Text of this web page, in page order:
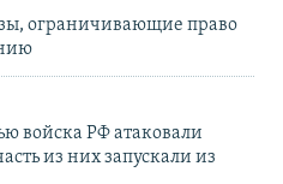
ограничивающие право
войска РФ атаковали
из них запускали из